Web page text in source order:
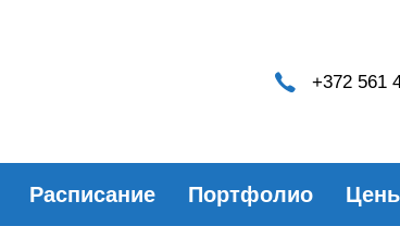
+372 561
Расписание Портфолио
О нас